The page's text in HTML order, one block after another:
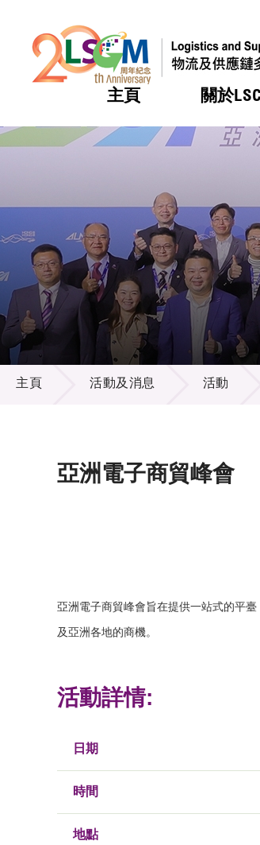
主頁 關於
熱門
熱門
熱門
熱門
熱門
活動及消息
主頁 活動及消息 活動
亞洲電子商貿峰會
亞洲電子商貿峰會旨在提供一站式的平
及亞洲各地的商機。
活動詳情:
日期
時間
地點